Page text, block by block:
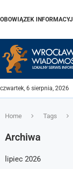
OBOWIĄZEK
czwartek, 6 sierpnia, 2026
Home Tags
Archiwa
lipiec 2026